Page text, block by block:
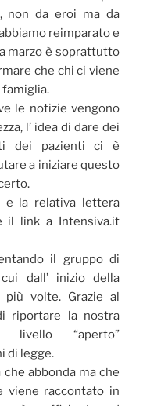
non da eroi ma da
reimparato e
marzo è soprattutto
che chi ci viene
le notizie vengono
l’ idea di dare dei
dei pazienti ci è
a iniziare questo
e la relativa lettera
il link a Intensiva.it
il gruppo di
dall’ inizio della
più volte. Grazie al
riportare la nostra
“aperto”
di legge.
abbonda ma che
viene raccontato in